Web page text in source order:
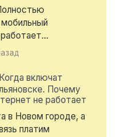
Когда включат
Почему
не работает
в Новом городе, а
платим